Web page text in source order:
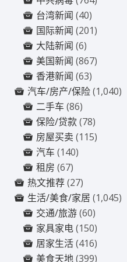
台湾新闻 (40)
国际新闻 (201)
大陆新闻 (6)
美国新闻 (867)
香港新闻 (63)
汽车/房产/保险(1,040)
二手车 (86)
保险/贷款(78)
房屋买卖 (115)
汽车 (140)
租房 (67)
热文推荐(27)
生活/美食/家居 (1,045)
交通/旅游(60)
家具家电(150)
居家生活(416)
美食天地(399)